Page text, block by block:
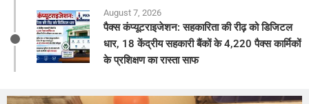
August 7, 2026
पैक्स कंप्यूटराइजेशन: सहकारिता की रीढ़ को डिजिटल
धार, 18 केंद्रीय सहकारी बैंकों के 4,220 पैक्स कार्मिकों
के प्रशिक्षण का रास्ता साफ